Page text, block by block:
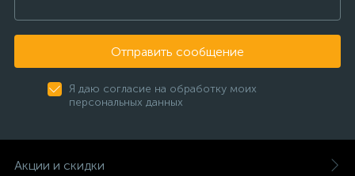
Отправить сообщение
Я даю согласие на обработку моих
персональных данных
Акции и скидки